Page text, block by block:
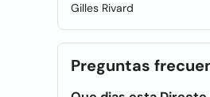
Gilles Rivard
Preguntas